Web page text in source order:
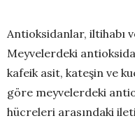
Antioksidanlar, iltihabı
Meyvelerdeki
kafeik asit, kateşin ve
göre meyvelerdeki
hücreleri arasındaki